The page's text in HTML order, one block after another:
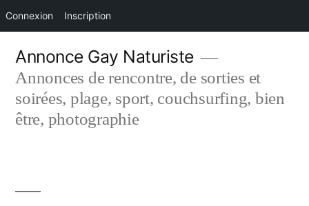
Connexion Inscription
contenu
Annonce Gay Naturiste
Annonces de rencontre, de sorties et
soirées, plage, sport, couchsurfing, bien
être, photographie